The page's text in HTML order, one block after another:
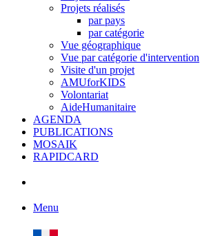
Projets réalisés
par pays
par catégorie
Vue géographique
Vue par catégorie d'intervention
Visite d'un projet
AMUforKIDS
Volontariat
AideHumanitaire
AGENDA
PUBLICATIONS
MOSAIK
RAPIDCARD
Menu